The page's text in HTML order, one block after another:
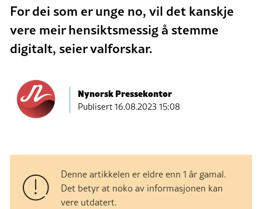
For dei som er unge no, vil det kanskje
vere meir hensiktsmessig å stemme
digitalt, seier valforskar.
Nynorsk Pressekontor
Publisert16.08.2023 15:08
Denne artikkelen er eldre enn 1 år gamal.
Det betyr at noko av informasjonen kan
vere utdatert.